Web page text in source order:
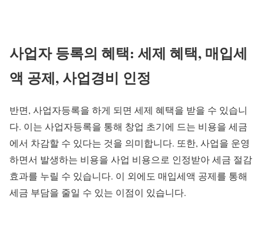
사업자 등록의 혜택: 세제 혜택, 매입세
액 공제, 사업경비 인정
반면, 사업자등록을 하게 되면 세제 혜택을 받을 수 있습니
다. 이는 사업자등록을 통해 창업 초기에 드는 비용을 세금
에서 차감할 수 있다는 것을 의미합니다. 또한, 사업을 운영
하면서 발생하는 비용을 사업 비용으로 인정받아 세금 절감
효과를 누릴 수 있습니다. 이 외에도 매입세액 공제를 통해
세금 부담을 줄일 수 있는 이점이 있습니다.